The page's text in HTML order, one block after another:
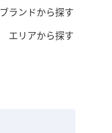
ブランドから探す
エリアから探す